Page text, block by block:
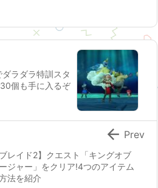
ダラダラ特訓スタ
個も手に入るぞ
ブレイド2】クエスト「キングオブ
ジャー」をクリア!4つのアイテム
法を紹介
 Prev